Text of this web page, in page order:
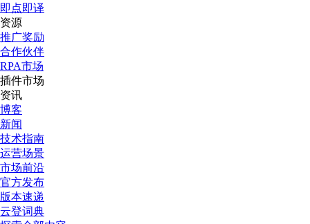
即点即译
资源
推广奖励
合作伙伴
RPA市场
插件市场
资讯
博客
新闻
技术指南
运营场景
市场前沿
官方发布
版本速递
云登词典